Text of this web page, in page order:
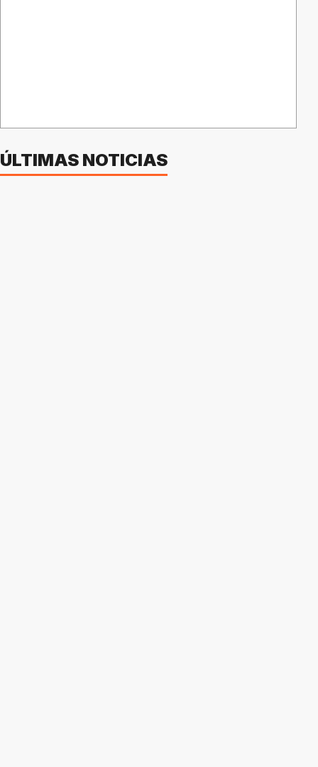
ÚLTIMAS NOTICIAS